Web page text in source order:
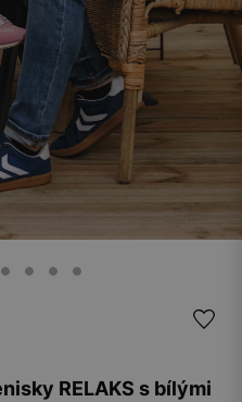
RELAKS s bílými